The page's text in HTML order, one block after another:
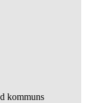
kommuns